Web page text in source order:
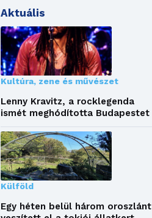
Aktuális
Kultúra, zene és művészet
Lenny Kravitz, a rocklegenda
ismét meghódította Budapestet
Külföld
Egy héten belül három oroszlánt